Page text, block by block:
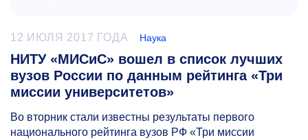
12 ИЮЛЯ 2017 ГОДА Наука
НИТУ «МИСиС» вошел в список лучших
вузов России по данным рейтинга «Три
миссии университетов»
Во вторник стали известны результаты первого
национального рейтинга вузов РФ «Три миссии